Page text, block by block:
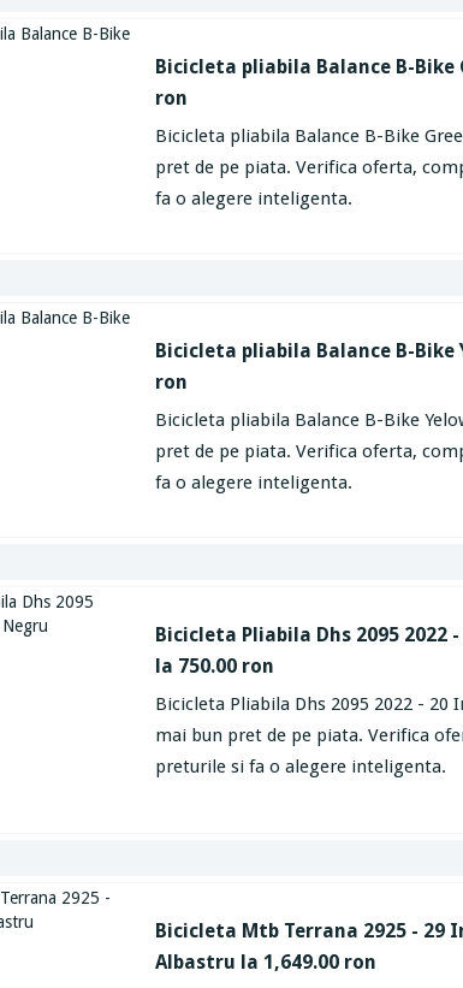
Bicicleta pliabila Balance B-Bike
ron
Bicicleta pliabila Balance B-Bike
pret de pe piata. Verifica oferta,
fa o alegere inteligenta.
Bicicleta pliabila Balance B-Bike
ron
Bicicleta pliabila Balance B-Bike
pret de pe piata. Verifica oferta,
fa o alegere inteligenta.
Bicicleta Pliabila Dhs 2095 2022
la 750.00 ron
Bicicleta Pliabila Dhs 2095 2022 - 20
mai bun pret de pe piata. Verifica
preturile si fa o alegere inteligenta.
Bicicleta Mtb Terrana 2925 - 29
Albastru la 1,649.00 ron